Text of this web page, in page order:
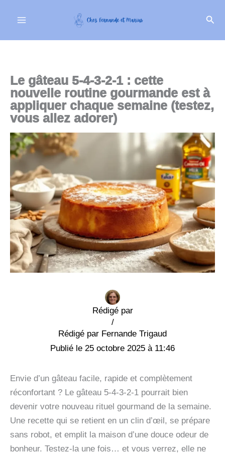
Le gâteau 5-4-3-2-1 : cette
nouvelle routine gourmande est à
appliquer chaque semaine (testez,
vous allez adorer)
Rédigé par
Fernande Trigaud
/
25 octobre 2025 à 11:46
Envie d’un gâteau facile, rapide et complètement
réconfortant ? Le gâteau 5-4-3-2-1 pourrait bien
devenir votre nouveau rituel gourmand de la semaine.
Une recette qui se retient en un clin d’œil, se prépare
sans robot, et emplit la maison d’une douce odeur de
bonheur. Testez-la une fois… et vous verrez, elle ne